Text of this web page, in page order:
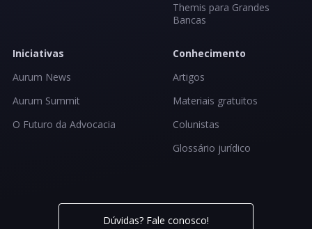
Themis para Grandes
Bancas
Iniciativas
Aurum News
Aurum Summit
O Futuro da Advocacia
Conhecimento
Artigos
Materiais gratuitos
Colunistas
Glossário jurídico
Dúvidas? Fale conosco!